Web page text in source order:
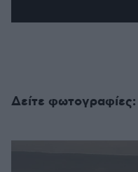
Δείτε φωτογραφίες: